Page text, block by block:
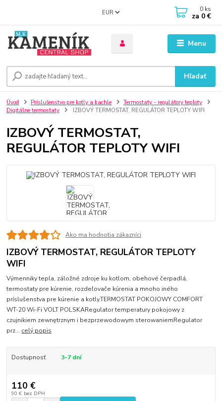
Menu
EUR
Hľadať
0 ks
za 0 €
Úvod Príslušenstvo pre kotly a kachle
Termostaty - regulátory teploty
Digitálne termostaty
IZBOVÝ TERMOSTAT, REGULÁTOR TEPLOTY WIFI
IZBOVÝ TERMOSTAT,
REGULÁTOR TEPLOTY WIFI
Ako ma hodnotia zákazníci
IZBOVÝ TERMOSTAT, REGULÁTOR TEPLOTY
WIFI
Výmenniky tepla, záložné zdroje ku kotlom, obehové čerpadlá,
termostaty pre kúrenie, rozdeľovače kúrenia a mnoho iného
príslušenstva pre kúrenie a kotly.TERMOSTAT POKOJOWY COMFORT
WT-20 Wi-Fi VOLT POLSKARegulator temperatury pokojowy z
czujnikiem zewnętrznym i bezprzewodowym sterowaniemRegulator
prz... celý popis
Dostupnosť 3-7 dní
110 €
90 € bez DPH